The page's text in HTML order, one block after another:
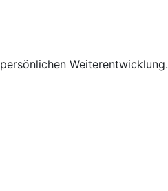
Weiterentwicklung.